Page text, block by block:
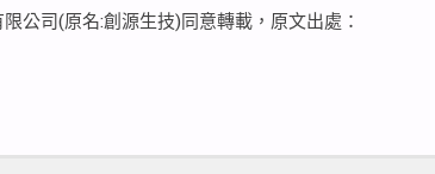
公司(原名:創源生技)同意轉載，原文出處：